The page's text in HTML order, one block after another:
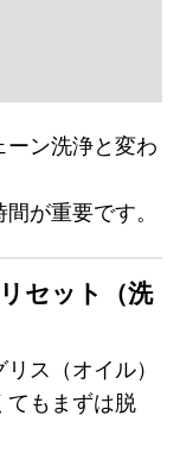
ーン洗浄と変わ
が重要です。
セット（洗
ス（オイル）
てもまずは脱